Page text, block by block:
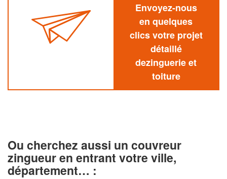
Envoyez-nous
en quelques
clics votre projet
détaillé
dezinguerie et
toiture
Ou cherchez aussi un couvreur
zingueur en entrant votre ville,
département… :